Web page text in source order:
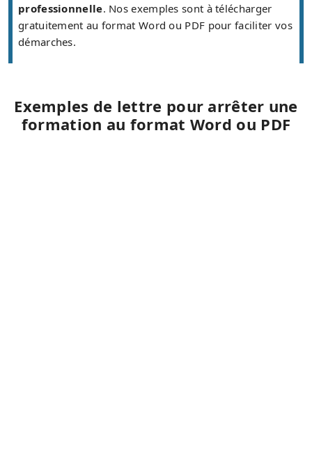
professionnelle. Nos exemples sont à télécharger
gratuitement au format Word ou PDF pour faciliter vos
démarches.
Exemples de lettre pour arrêter une
formation au format Word ou PDF